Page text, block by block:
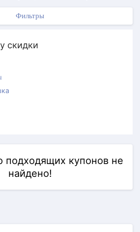
Фильтры
скидки
купонов не
найдено!